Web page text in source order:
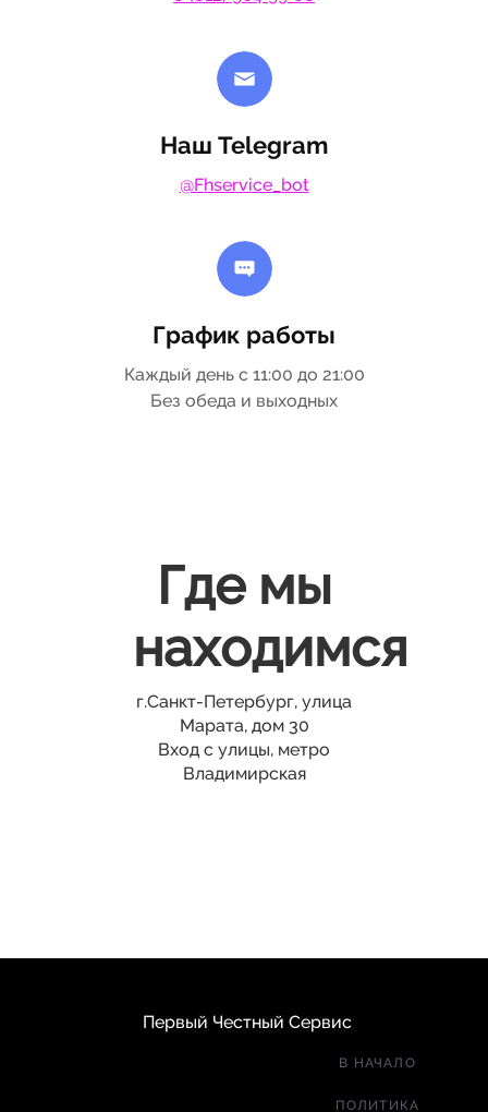
Наш Telegram
@Fhservice_bot
График работы
Каждый день с 11:00 до 21:00
Без обеда и выходных
Где мы
находимся
г.Санкт-Петербург, улица
Марата, дом 30
Вход с улицы, метро
Владимирская
Первый Честный Сервис
В НАЧАЛО
ПОЛИТИКА